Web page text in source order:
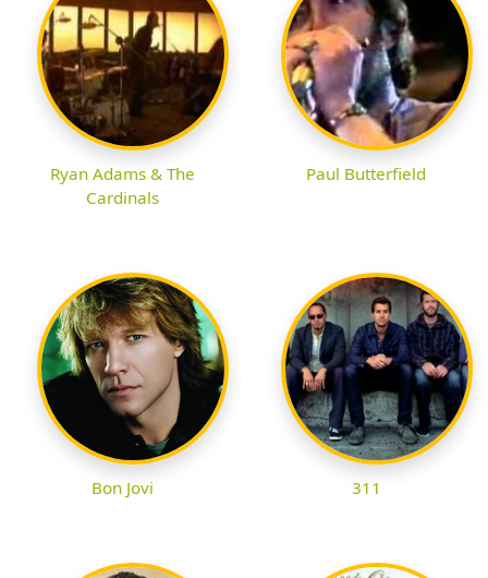
Ryan Adams & The
Cardinals
Paul Butterfield
Bon Jovi 311